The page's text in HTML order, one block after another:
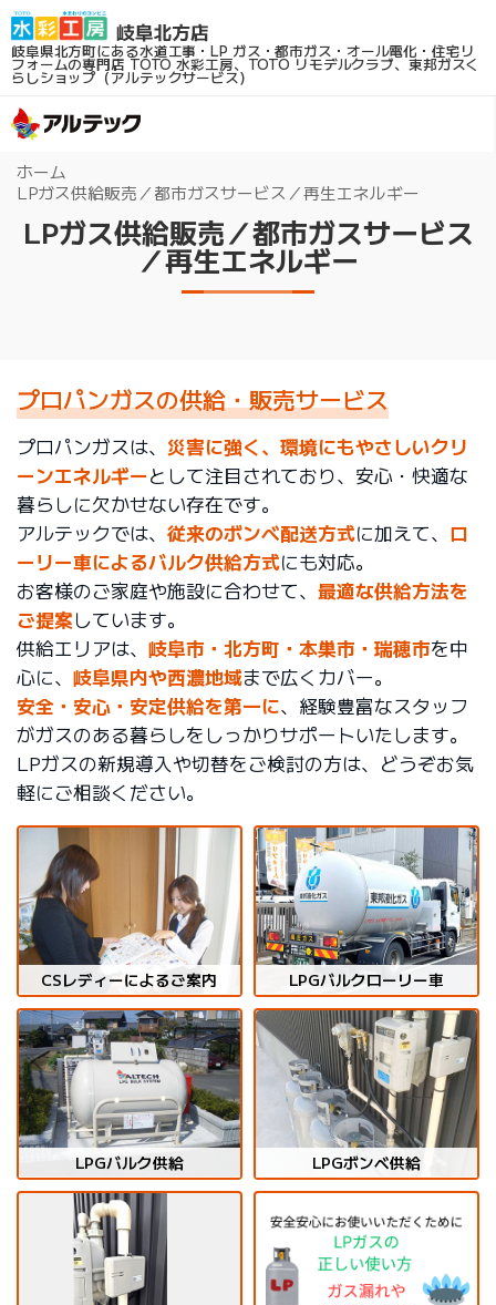
岐阜県北方町にある水道工事・LP ガス・都市ガス・オール電化・住宅リ
フォームの専門店TOTO 水彩工房、TOTO リモデルクラブ、東邦ガスく
らしショップ（アルテックサービス）
ホーム
LPガス供給販売／都市ガスサービス／再生エネルギー
LPガス供給販売／都市ガスサービス
／再生エネルギー
プロパンガスの供給・販売サービス
プロパンガスは、 災害に強く、環境にもやさしいクリ
ーンエネルギーとして注目されており、安心・快適な
暮らしに欠かせない存在です。
アルテックでは、 従来のボンベ配送方式に加えて、 ロ
ーリー車によるバルク供給方式にも対応。
お客様のご家庭や施設に合わせて、 最適な供給方法を
ご提案しています。
供給エリアは、 岐阜市・北方町・本巣市・瑞穂市を中
心に、 岐阜県内や西濃地域まで広くカバー。
安全・安心・安定供給を第一に、経験豊富なスタッフ
がガスのある暮らしをしっかりサポートいたします。
LPガスの新規導入や切替をご検討の方は、どうぞお気
軽にご相談ください。
CSレディーによるご案内 LPGバルクローリー車
LPGバルク供給 LPGボンベ供給